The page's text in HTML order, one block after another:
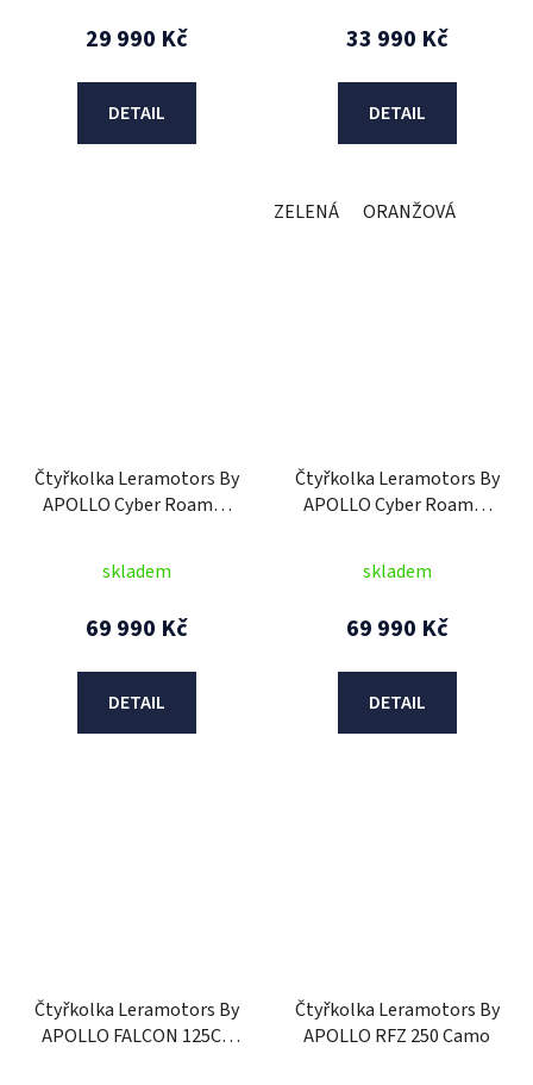
29 990 Kč
DETAIL
33 990 Kč
DETAIL
ZELENÁ ORANŽOVÁ
Čtyřkolka Leramotors By
APOLLO Cyber Roamer
skladem
69 990 Kč
DETAIL
Čtyřkolka Leramotors By
APOLLO Cyber Roamer
skladem
69 990 Kč
DETAIL
Čtyřkolka Leramotors By
APOLLO FALCON 125CC
Čtyřkolka Leramotors By
APOLLO RFZ 250 Camo